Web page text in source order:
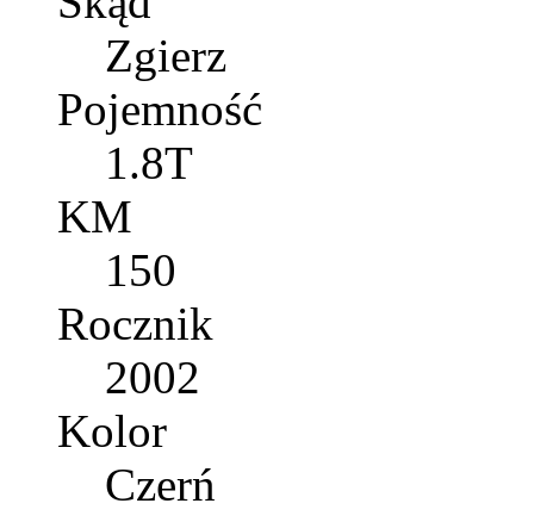
Zgierz
Pojemność
1.8T
KM
150
Rocznik
2002
Kolor
Czerń